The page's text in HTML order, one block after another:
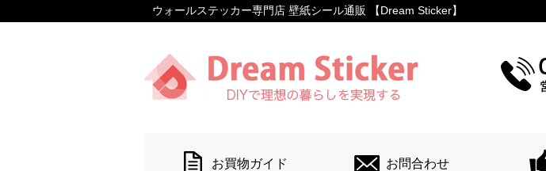
ウォールステッカー専門店 壁紙シール通販 【Dream Sticker】
お買物ガイド お問合わせ